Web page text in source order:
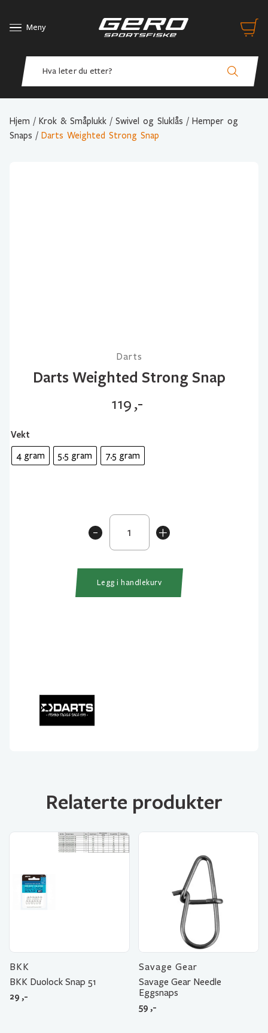
Meny
Hjem / Krok & Småplukk / Swivel og Sluklås / Hemper og
Snaps / Darts Weighted Strong Snap
Darts
Darts Weighted Strong Snap
119,-
Vekt
4 gram 5.5 gram 7.5 gram
+
Darts
Weighted
Strong
antall
-
Legg i handlekurv
Relaterte produkter
BKK
BKK Duolock Snap 51
29 ,-
Savage Gear
Savage Gear Needle
Eggsnaps
59 ,-